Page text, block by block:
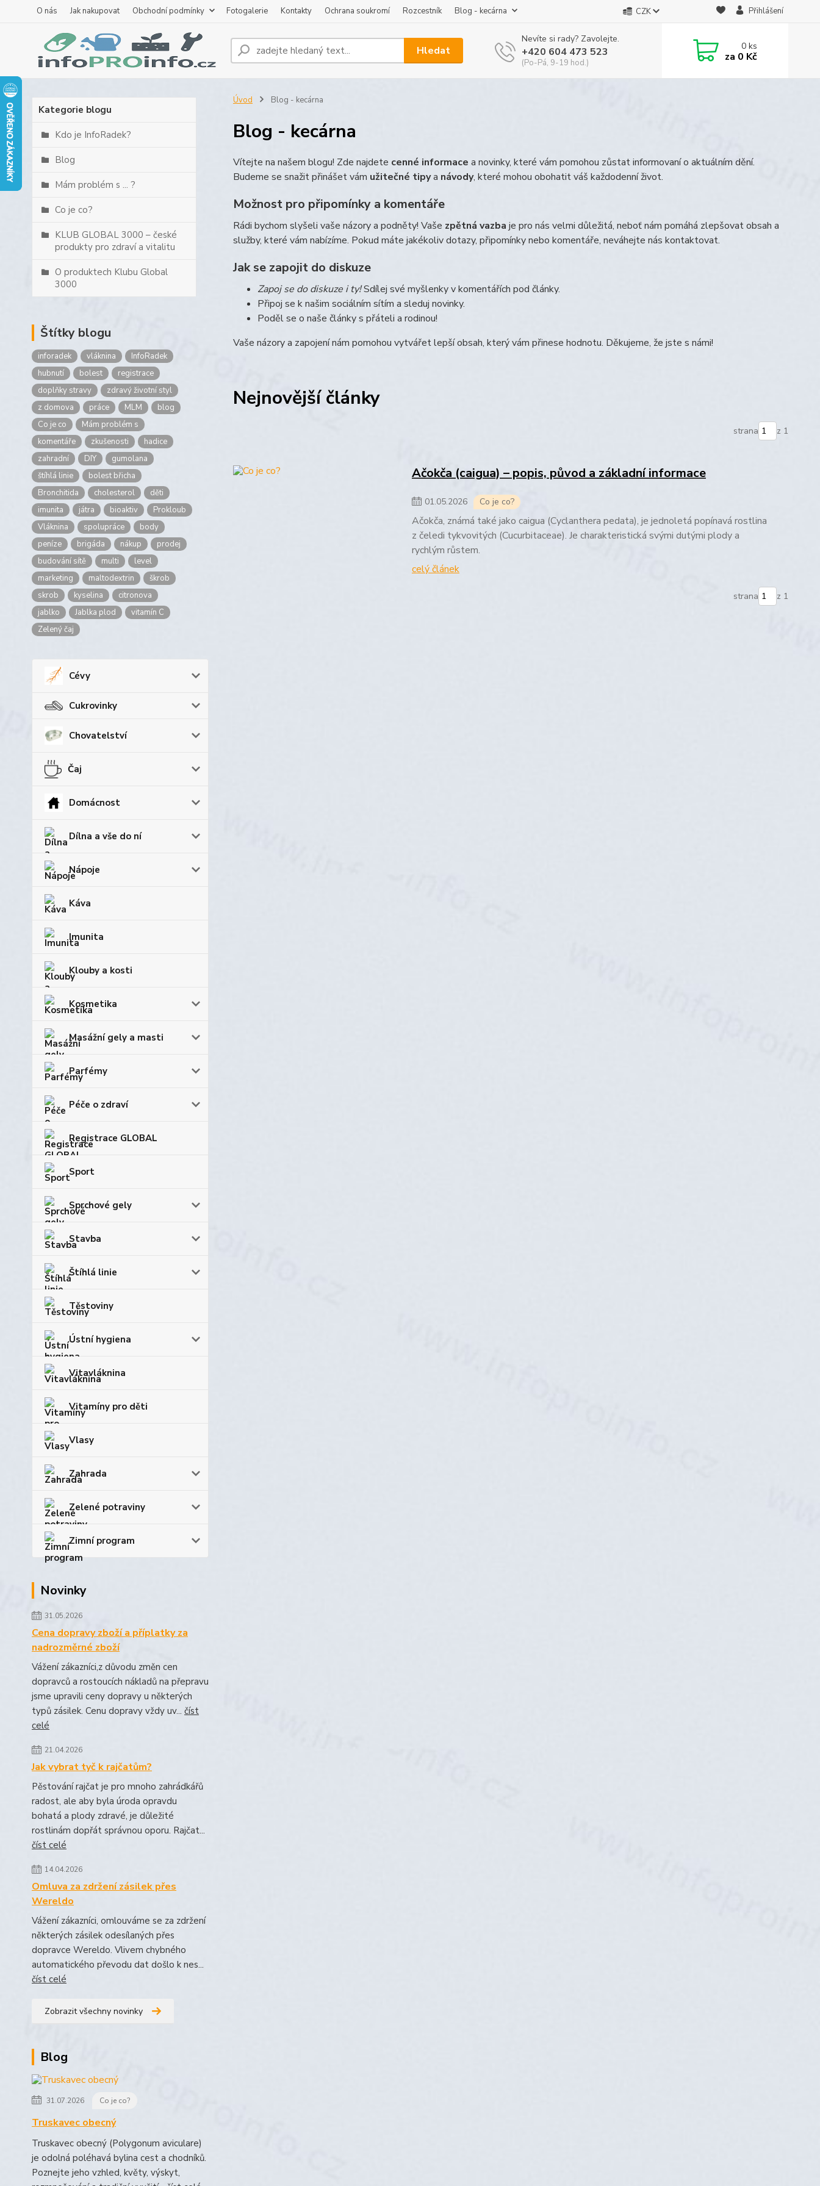
O nás Jak nakupovat Obchodní podmínky Fotogalerie Kontakty Ochrana soukromí Rozcestník Blog - kecárna CZK Přihlášení
Hledat
Nevíte si rady? Zavolejte.
+420 604 473 523
(Po-Pá, 9-19 hod.)
0ks
za 0 Kč
Kategorie blogu
Kdo je InfoRadek?
Blog
Mám problém s ... ?
Co je co?
KLUB GLOBAL 3000 – české
produkty pro zdraví a vitalitu
O produktech Klubu Global
3000
Štítky blogu
inforadek vláknina
InfoRadek
hubnutí
bolest
registrace
doplňky stravy
zdravý životní styl
z domova
práce MLM
blog
Co je co
Mám problém s
komentáře
zkušenosti
hadice
zahradní
DIY
gumolana
štíhlá linie
bolest břicha
Bronchitida
cholesterol
děti
imunita
játra bioaktiv
Prokloub
Vláknina
spolupráce
body
peníze
brigáda nákup
prodej
budování sítě
multi
level
marketing
maltodextrin
škrob
skrob
kyselina
citronova
jablko
Jablka plod
vitamín C
Zelený čaj
Cévy
Cukrovinky
Chovatelství
Čaj
Domácnost
Dílna a vše do ní
Nápoje
Káva
Imunita
Klouby a kosti
Kosmetika
Masážní gely a masti
Parfémy
Péče o zdraví
Registrace GLOBAL
Sport
Sprchové gely
Stavba
Štíhlá linie
Těstoviny
Ústní hygiena
Vitavláknina
Vitamíny pro děti
Vlasy
Zahrada
Zelené potraviny
Zimní program
Novinky
31.05.2026
Cena dopravy zboží a příplatky za
nadrozměrné zboží
Vážení zákazníci,z důvodu změn cen
dopravců a rostoucích nákladů na přepravu
jsme upravili ceny dopravy u některých
typů zásilek. Cenu dopravy vždy uv... číst
celé
21.04.2026
Jak vybrat tyč k rajčatům?
Pěstování rajčat je pro mnoho zahrádkářů
radost, ale aby byla úroda opravdu
bohatá a plody zdravé, je důležité
rostlinám dopřát správnou oporu. Rajčat...
číst celé
14.04.2026
Omluva za zdržení zásilek přes
Wereldo
Vážení zákazníci, omlouváme se za zdržení
některých zásilek odesílaných přes
dopravce Wereldo. Vlivem chybného
automatického převodu dat došlo k nes...
číst celé
Zobrazit všechny novinky
Blog
31.07.2026 Co je co?
Truskavec obecný
Truskavec obecný (Polygonum aviculare)
je odolná poléhavá bylina cest a chodníků.
Poznejte jeho vzhled, květy, výskyt,
Úvod Blog - kecárna
Blog - kecárna
Vítejte na našem blogu! Zde najdete cenné informace a novinky, které vám pomohou zůstat informovaní o aktuálním dění.
Budeme se snažit přinášet vám užitečné tipya návody, které mohou obohatit váš každodenní život.
Možnost pro připomínky a komentáře
Rádi bychom slyšeli vaše názory a podněty! Vaše zpětná vazba je pro nás velmi důležitá, neboť nám pomáhá zlepšovat obsah a
služby, které vám nabízíme. Pokud máte jakékoliv dotazy, připomínky nebo komentáře, neváhejte nás kontaktovat.
Jak se zapojit do diskuze
Zapoj se do diskuze i ty!Sdílej své myšlenky v komentářích pod články.
Připoj se k našim sociálním sítím a sleduj novinky.
Poděl se o naše články s přáteli a rodinou!
Vaše názory a zapojení nám pomohou vytvářet lepší obsah, který vám přinese hodnotu. Děkujeme, že jste s námi!
Nejnovější články
strana z 1
Ačokča (caigua) – popis, původ a základní informace
01.05.2026 Co je co?
Ačokča, známá také jako caigua (Cyclanthera pedata), je jednoletá popínavá rostlina
z čeledi tykvovitých (Cucurbitaceae). Je charakteristická svými dutými plody a
rychlým růstem.
celý článek
strana z 1